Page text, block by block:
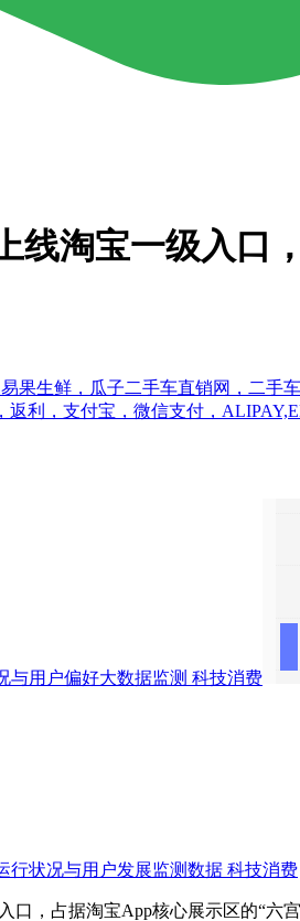
线淘宝一级入口
生鲜，瓜子二手车直销网，二手
利，支付宝，微信支付，
与用户偏好大数据监测 科技消费
行状况与用户发展监测数据 科技消费
占据淘宝App核心展示区的“六